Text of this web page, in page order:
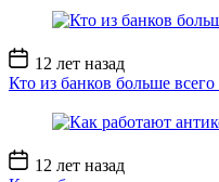
Дата
записи
12 лет назад
Кто из банков больше
Дата
записи
12 лет назад